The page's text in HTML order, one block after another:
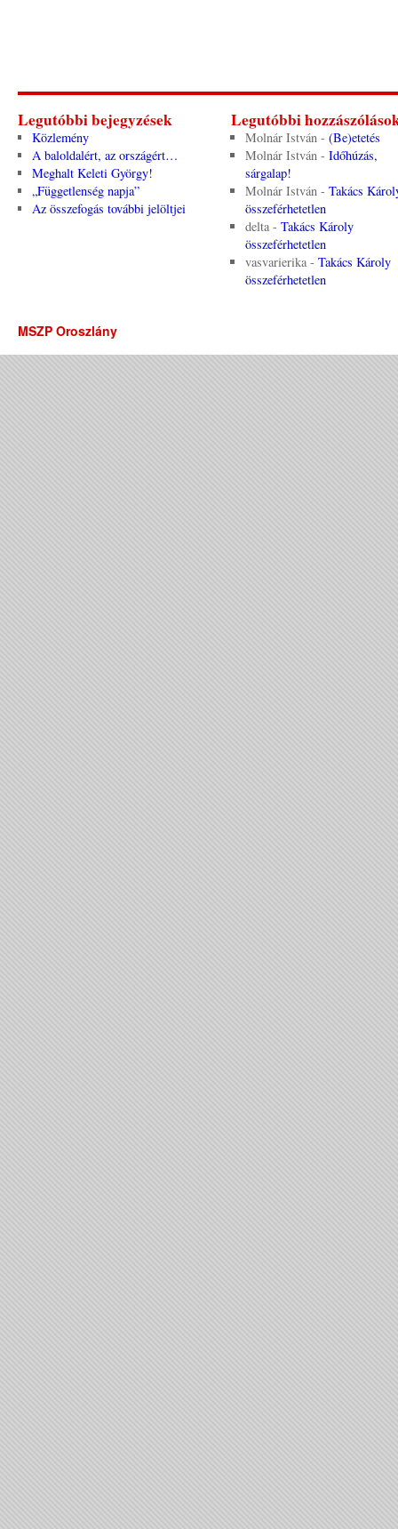
Legutóbbi bejegyzések
Közlemény
A baloldalért, az országért…
Meghalt Keleti György!
„Függetlenség napja”
Az összefogás további jelöltjei
Legutóbbi
Molnár István- (Be)etetés
Molnár István- Időhúzás,
sárgalap!
Molnár István- Takács
összeférhetetlen
delta- Takács Károly
összeférhetetlen
vasvarierika- Takács Károly
összeférhetetlen
MSZP Oroszlány